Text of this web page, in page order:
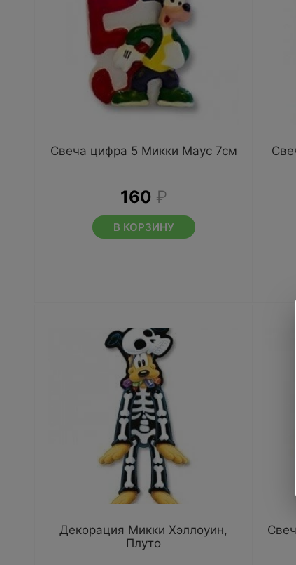
Свеча цифра 5 Микки Маус 7см
160 ₽
В КОРЗИНУ
Декорация Микки Хэллоуин,
Плуто